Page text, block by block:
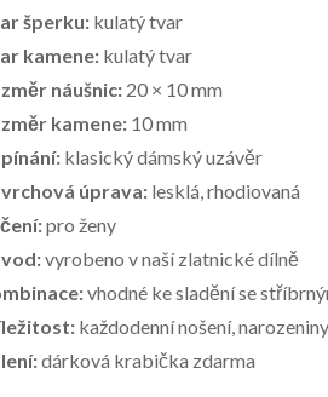
šperku: kulatý tvar
kamene: kulatý tvar
náušnic: 20 × 10 mm
kamene: 10 mm
klasický dámský uzávěr
úprava: lesklá, rhodiovaná
pro ženy
vyrobeno v naší zlatnické dílně
vhodné ke sladění se
každodenní nošení,
dárková krabička zdarma